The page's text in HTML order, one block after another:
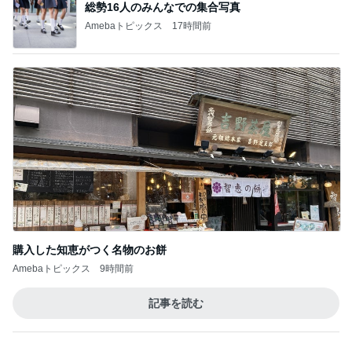
総勢16人のみんなでの集合写真
Amebaトピックス 17時間前
購入した知恵がつく名物のお餅
Amebaトピックス 9時間前
記事を読む